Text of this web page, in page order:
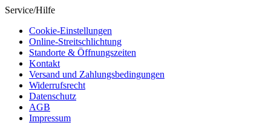
Service/Hilfe
Cookie-Einstellungen
Online-Streitschlichtung
Standorte & Öffnungszeiten
Kontakt
Versand und Zahlungsbedingungen
Widerrufsrecht
Datenschutz
AGB
Impressum